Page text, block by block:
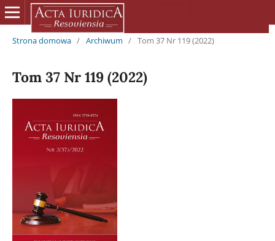
Strona domowa / Archiwum / Tom 37 Nr 119 (2022)
Tom 37 Nr 119 (2022)